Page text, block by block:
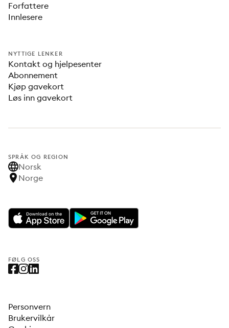
Forfattere
Innlesere
NYTTIGE LENKER
Kontakt og hjelpesenter
Abonnement
Kjøp gavekort
Løs inn gavekort
SPRÅK OG REGION
Norsk
Norge
FØLG OSS
Personvern
Brukervilkår